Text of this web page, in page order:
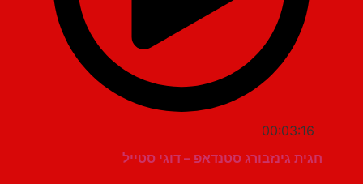
00:03:16
חגית גינזבורג סטנדאפ – דוגי סטייל